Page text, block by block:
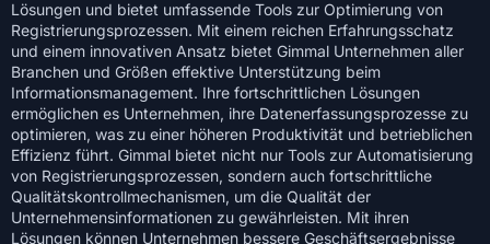
Lösungen und bietet umfassende Tools zur Optimierung von
Registrierungsprozessen. Mit einem reichen Erfahrungsschatz
und einem innovativen Ansatz bietet Gimmal Unternehmen aller
Branchen und Größen effektive Unterstützung beim
Informationsmanagement. Ihre fortschrittlichen Lösungen
ermöglichen es Unternehmen, ihre Datenerfassungsprozesse zu
optimieren, was zu einer höheren Produktivität und betrieblichen
Effizienz führt. Gimmal bietet nicht nur Tools zur Automatisierung
von Registrierungsprozessen, sondern auch fortschrittliche
Qualitätskontrollmechanismen, um die Qualität der
Unternehmensinformationen zu gewährleisten. Mit ihren
Lösungen können Unternehmen bessere Geschäftsergebnisse